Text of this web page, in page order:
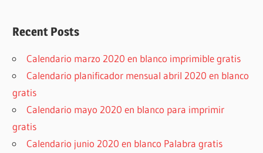
Recent Posts
Calendario marzo 2020 en blanco imprimible gratis
Calendario planificador mensual abril 2020 en blanco
gratis
Calendario mayo 2020 en blanco para imprimir
gratis
Calendario junio 2020 en blanco Palabra gratis